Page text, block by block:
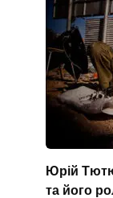
Юрій
та його